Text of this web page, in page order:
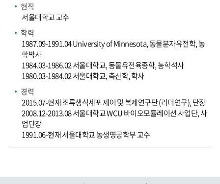
현직
서울대학교 교수
학력
1987.09-1991.04 University of Minnesota, 동물분자유전학, 농
학박사
1984.03-1986.02 서울대학교, 동물유전육종학, 농학석사
1980.03-1984.02 서울대학교, 축산학, 학사
경력
2015.07-현재 조류생식세포 제어 및 복제연구단 (리더연구), 단장
2008.12-2013.08 서울대학교 WCU 바이오모듈레이션 사업단, 사
업단장
1991.06-현재 서울대학교 농생명공학부 교수